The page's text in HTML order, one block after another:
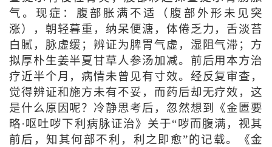
气。现症：腹部胀满不适（腹部外形未见突
涨），朝轻暮重，纳呆便溏，体倦乏力，舌淡苔
白腻，脉虚缓；辨证为脾胃气虚，湿阻气滞；方
拟厚朴生姜半夏甘草人参汤加减。前后用本方治
疗近半个月，病情未曾见有寸效。经反复审查，
觉得辨证和施方未有不妥，而药后却无疗效，这
是什么原因呢？冷静思考后，忽然想到《金匮要
略·呕吐哕下利病脉证治》关于“哕而腹满，视其
前后，知其何部不利，利之即愈”的记载。《金